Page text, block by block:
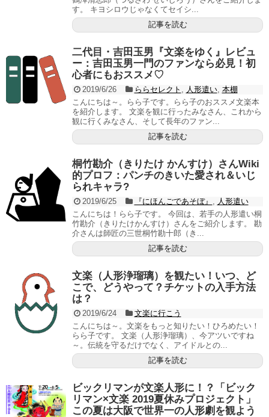
す。 キヨシロウじゃなくてセイシ...
記事を読む
二代目・吉田玉男『文楽をゆく』レビュ
ー：吉田玉男一門のファンなら必見！初
心者にもおススメ♡
2019/6/26 ららセレクト 人形遣い, 本棚
こんにちは～。らら子です。らら子のおススメ文楽本
を紹介します。 文楽を観に行ったみなさん、これから
観に行くみなさん、そして長年のファン...
記事を読む
桐竹勘介（きりたけ かんすけ）さんWiki
的プロフ：パンチのきいた愛され＆いじ
られキャラ?
2019/6/25 『にほんごであそぼ』
人形遣い
こんにちは！らら子です。 今回は、若手の人形遣い桐
竹勘介（きりたけかんすけ）さんをご紹介します。 勘
介さんは師匠の三世桐竹勘十郎（き...
記事を読む
文楽（人形浄瑠璃）を観たい！いつ、ど
こで、どうやって？チケットの入手方法
は？
2019/6/24
文楽に行こう
こんにちは～。文楽をもっと知りたい！ひろめたい！
らら子です。 文楽（人形浄瑠璃）、今アツいですね
～。伝統を守るだけでなく、アイドルとの...
記事を読む
ビックリマンが文楽人形に！？「ビック
リマン×文楽 2019夏休みプロジェクト」
この夏は大阪で世界一の人形劇を観よう